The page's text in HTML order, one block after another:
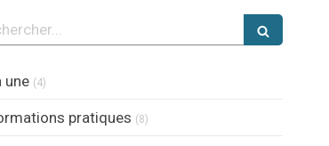
une (4)
pratiques (8)